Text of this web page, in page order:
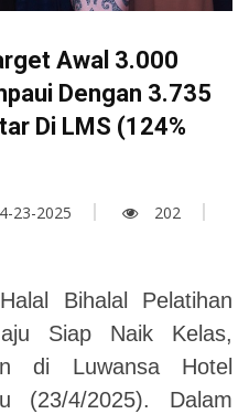
Awal 3.000
Dengan 3.735
Di LMS (124%
23-2025
202
Bihalal Pelatihan
Siap Naik Kelas,
di Luwansa Hotel
(23/4/2025). Dalam